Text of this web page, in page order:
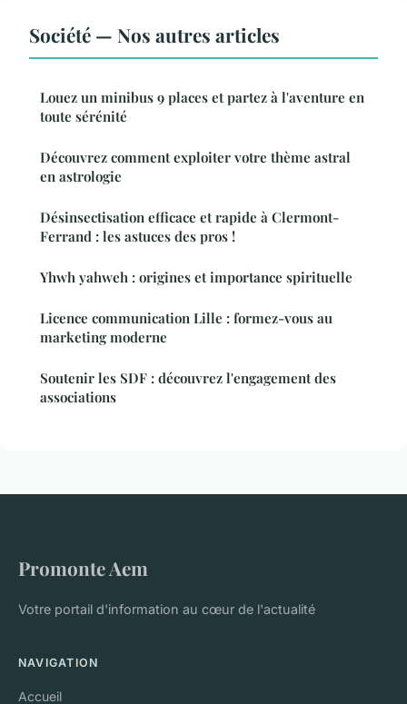
Société — Nos autres articles
Louez un minibus 9 places et partez à l'aventure en
toute sérénité
Découvrez comment exploiter votre thème astral
en astrologie
Désinsectisation efficace et rapide à Clermont-
Ferrand : les astuces des pros !
Yhwh yahweh : origines et importance spirituelle
Licence communication Lille : formez-vous au
marketing moderne
Soutenir les SDF : découvrez l'engagement des
associations
Promonte Aem
Votre portail d'information au cœur de l'actualité
NAVIGATION
Accueil